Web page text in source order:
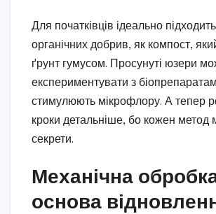
Для початківців ідеально
органічних добрив, як компост,
ґрунт гумусом. Просунуті юзери
експериментувати з
стимулюють мікрофлору. А тепер
кроки детальніше, бо кожен метод
секрети.
Механічна
основа